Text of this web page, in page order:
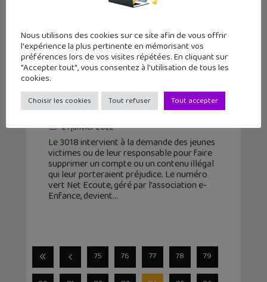
3018, un nouveau numéro unique
pour aider les ados
21 janvier 2022
Le 3018 intervient à la demande des jeunes
victimes ou de leur responsable pour faire
supprimer un compte ou un contenu illégal
qui leur porteraient préjudice. Le numéro
vert Net Ecoute, géré par l’association e-
Enfance, devient
75 76 77 78 79
Nous utilisons des cookies sur ce site afin de vous offrir
l'expérience la plus pertinente en mémorisant vos
préférences lors de vos visites répétées. En cliquant sur
"Accepter tout", vous consentez à l'utilisation de tous les
cookies.
Choisir les cookies Tout refuser Tout accepter